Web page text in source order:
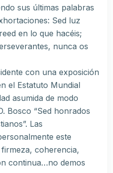
sus últimas palabras
Sed luz
en lo que hacéis;
nunca os
con una exposición
el Estatuto Mundial
asumida de modo
Bosco “Sed honrados
Las
este
coherencia,
continua…no demos